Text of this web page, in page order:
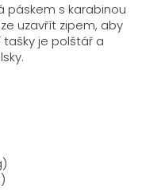
páskem s karabinou
uzavřít zipem, aby
je polštář a